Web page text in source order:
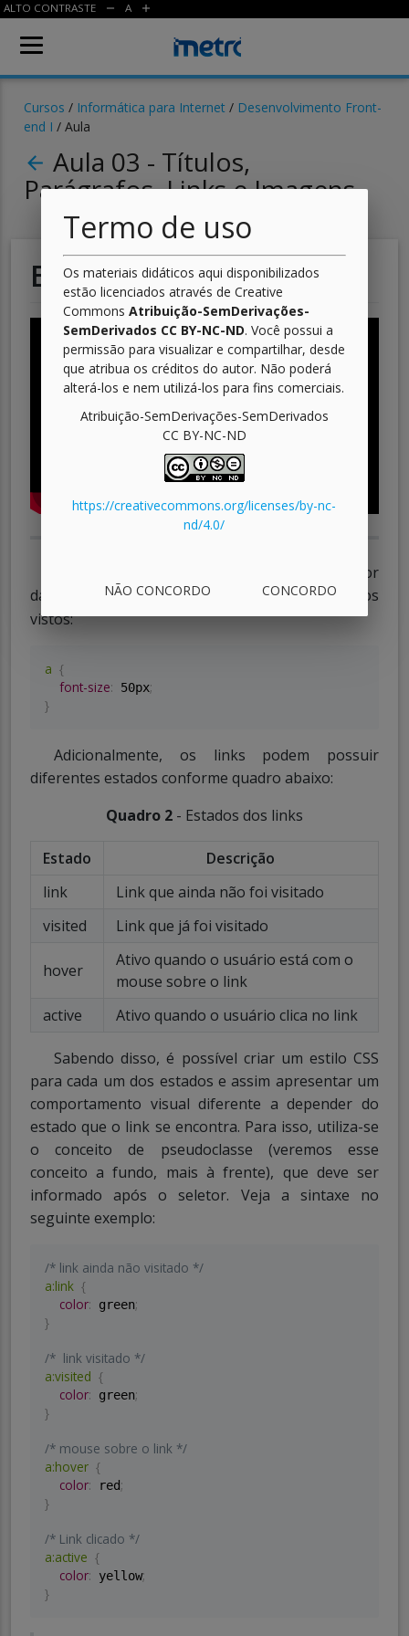
Termo de uso
Os materiais didáticos aqui disponibilizados
estão licenciados através de Creative
Commons Atribuição-SemDerivações-
SemDerivados CC BY-NC-ND. Você possui a
permissão para visualizar e compartilhar, desde
que atribua os créditos do autor. Não poderá
alterá-los e nem utilizá-los para fins comerciais.
Atribuição-SemDerivações-SemDerivados
CC BY-NC-ND
https://creativecommons.org/licenses/by-nc-
nd/4.0/
CONCORDO
NÃO CONCORDO
ALTO CONTRASTE remove A add
Cursos / Informática para Internet/ Desenvolvimento Front-
end I / Aula
arrow_back Aula 03 - Títulos,
Parágrafos, Links e Imagens
Estilizando links
Para estilizar os links, pode-se utilizar o seletor
da
<a> , similarmente aos outros exemplos
vistos:
a {
font-size: 50px;
}
Adicionalmente, os links podem possuir
diferentes estados conforme quadro abaixo:
Quadro 2 - Estados dos links
Estado
Descrição
link
Link que ainda não foi visitado
visited
Link que já foi visitado
hover
Ativo quando o usuário está com o
mouse sobre o link
active
Ativo quando o usuário clica no link
Sabendo disso, é possível criar um estilo CSS
para cada um dos estados e assim apresentar um
comportamento visual diferente a depender do
estado que o link se encontra. Para isso, utiliza-se
o conceito de pseudoclasse (veremos esse
conceito a fundo, mais à frente), que deve ser
informado após o seletor. Veja a sintaxe no
seguinte exemplo:
/* link ainda não visitado */
a:link {
color: green;
}
/*  link visitado */
a:visited {
color: green;
}
/* mouse sobre o link */
a:hover {
color: red;
}
/* Link clicado */
a:active {
color: yellow;
}